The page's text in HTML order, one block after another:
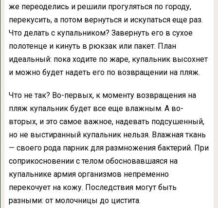
же переоделись и решили прогуляться по городу,
перекусить, а потом вернуться и искупаться еще раз.
Что делать с купальником? Завернуть его в сухое
полотенце и кинуть в рюкзак или пакет. План
идеальный: пока ходите по жаре, купальник высохнет
и можно будет надеть его по возвращении на пляж.
Что не так? Во-первых, к моменту возвращения на
пляж купальник будет все еще влажным. А во-
вторых, и это самое важное, надевать подсушенный,
но не выстиранный купальник нельзя. Влажная ткань
— своего рода парник для размножения бактерий. При
соприкосновении с телом обосновавшаяся на
купальнике армия организмов непременно
перекочует на кожу. Последствия могут быть
разными: от молочницы до цистита.